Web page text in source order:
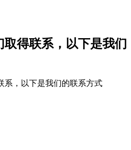
得联系，以下是我们